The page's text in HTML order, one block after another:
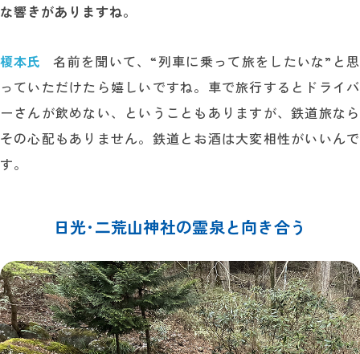
な響きがありますね。
榎本氏 名前を聞いて、“列車に乗って旅をしたいな”と思
っていただけたら嬉しいですね。車で旅行するとドライバ
ーさんが飲めない、ということもありますが、鉄道旅なら
その心配もありません。鉄道とお酒は大変相性がいいんで
す。
日光･二荒山神社の霊泉と向き合う